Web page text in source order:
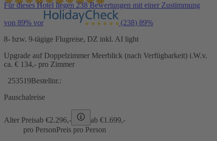
Für dieses Hotel liegen 238 Bewertungen mit einer Zustimmung
von 89% vor (238) 89%
8- bzw. 9-tägige Flugreise, DZ inkl. AI light
Upgrade auf Doppelzimmer Meerblick (nach Verfügbarkeit) i.W.v.
ca. € 134,- pro Zimmer
253519Bestellnr.:
Pauschalreise
Alter Preisab €2.296,- ab €1.699,-
pro PersonPreis pro Person